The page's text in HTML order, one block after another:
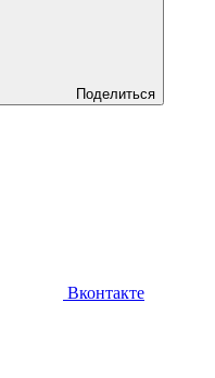
Поделиться
Вконтакте